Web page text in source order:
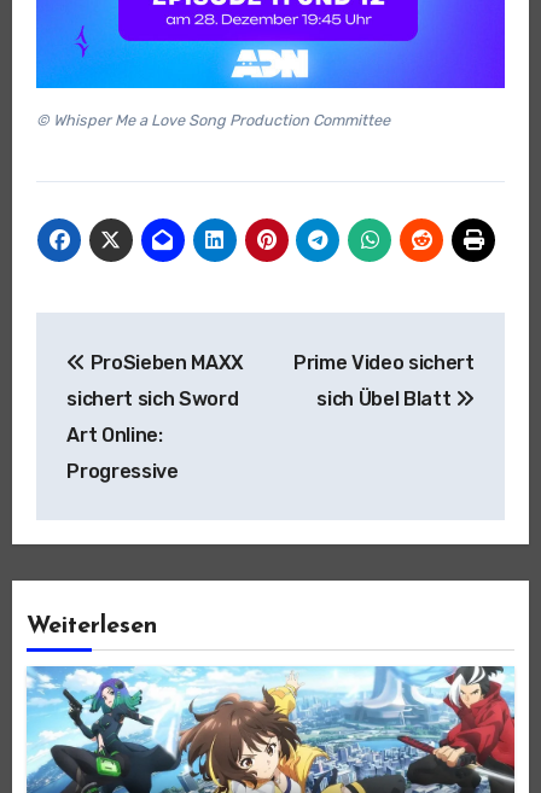
© Whisper Me a Love Song Production Committee
ProSieben MAXX
sichert sich Sword
Art Online:
Progressive
Prime Video sichert
sich Übel Blatt
Weiterlesen